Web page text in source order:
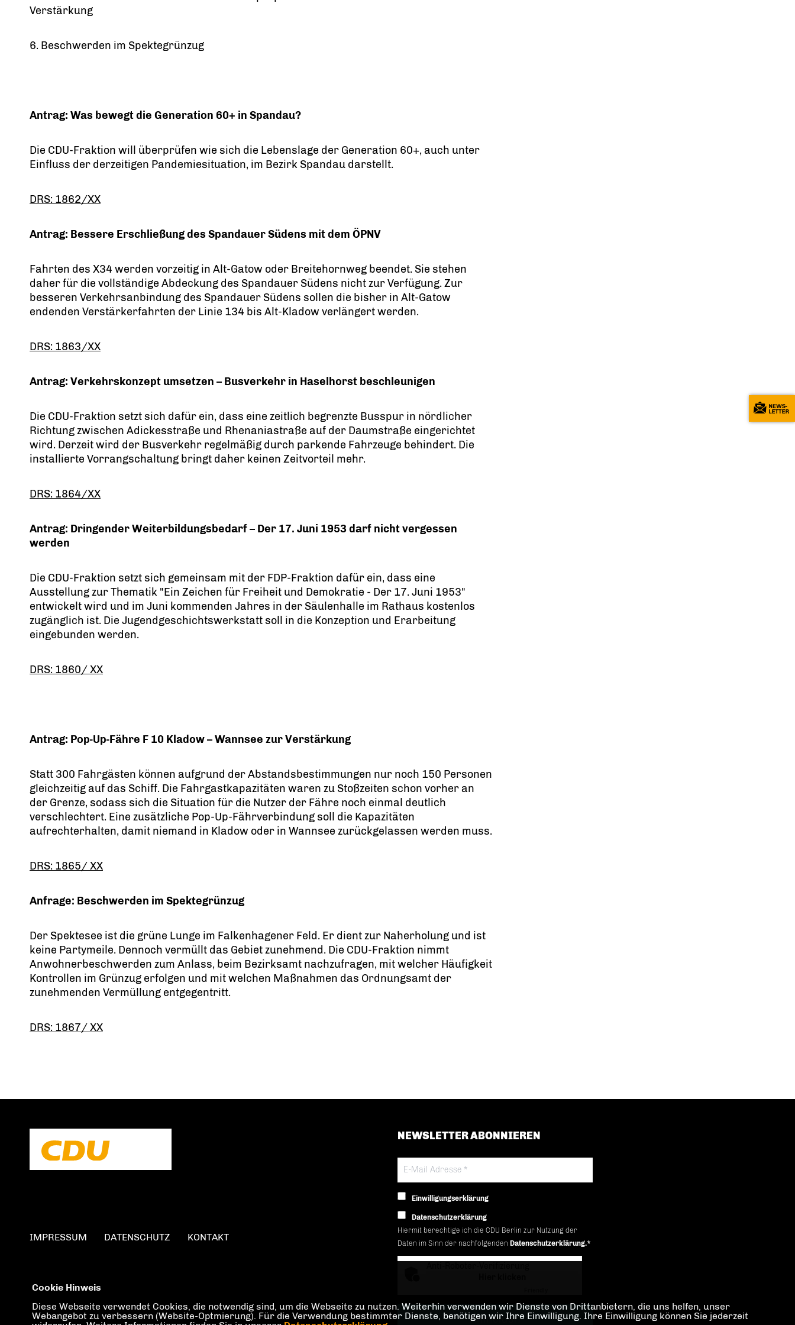
Verstärkung
6. Beschwerden im Spektegrünzug
Antrag: Was bewegt die Generation 60+ in Spandau?
Die CDU-Fraktion will überprüfen wie sich die Lebenslage der Generation 60+, auch unter
Einfluss der derzeitigen Pandemiesituation, im Bezirk Spandau darstellt.
DRS: 1862/XX
Antrag: Bessere Erschließung des Spandauer Südens mit dem ÖPNV
Fahrten des X34 werden vorzeitig in Alt-Gatow oder Breitehornweg beendet. Sie stehen
daher für die vollständige Abdeckung des Spandauer Südens nicht zur Verfügung. Zur
besseren Verkehrsanbindung des Spandauer Südens sollen die bisher in Alt-Gatow
endenden Verstärkerfahrten der Linie 134 bis Alt-Kladow verlängert werden.
DRS: 1863/XX
Antrag: Verkehrskonzept umsetzen – Busverkehr in Haselhorst beschleunigen
Die CDU-Fraktion setzt sich dafür ein, dass eine zeitlich begrenzte Busspur in nördlicher
Richtung zwischen Adickesstraße und Rhenaniastraße auf der Daumstraße eingerichtet
wird. Derzeit wird der Busverkehr regelmäßig durch parkende Fahrzeuge behindert. Die
installierte Vorrangschaltung bringt daher keinen Zeitvorteil mehr.
DRS: 1864/XX
Antrag: Dringender Weiterbildungsbedarf – Der 17. Juni 1953 darf nicht vergessen
werden
Die CDU-Fraktion setzt sich gemeinsam mit der FDP-Fraktion dafür ein, dass eine
Ausstellung zur Thematik "Ein Zeichen für Freiheit und Demokratie - Der 17. Juni 1953"
entwickelt wird und im Juni kommenden Jahres in der Säulenhalle im Rathaus kostenlos
zugänglich ist. Die Jugendgeschichtswerkstatt soll in die Konzeption und Erarbeitung
eingebunden werden.
DRS: 1860/ XX
Antrag: Pop-Up-Fähre F 10 Kladow – Wannsee zur Verstärkung
Statt 300 Fahrgästen können aufgrund der Abstandsbestimmungen nur noch 150 Personen
gleichzeitig auf das Schiff. Die Fahrgastkapazitäten waren zu Stoßzeiten schon vorher an
der Grenze, sodass sich die Situation für die Nutzer der Fähre noch einmal deutlich
verschlechtert. Eine zusätzliche Pop-Up-Fährverbindung soll die Kapazitäten
aufrechterhalten, damit niemand in Kladow oder in Wannsee zurückgelassen werden muss.
DRS: 1865/ XX
Anfrage: Beschwerden im Spektegrünzug
Der Spektesee ist die grüne Lunge im Falkenhagener Feld. Er dient zur Naherholung und ist
keine Partymeile. Dennoch vermüllt das Gebiet zunehmend. Die CDU-Fraktion nimmt
Anwohnerbeschwerden zum Anlass, beim Bezirksamt nachzufragen, mit welcher Häufigkeit
Kontrollen im Grünzug erfolgen und mit welchen Maßnahmen das Ordnungsamt der
zunehmenden Vermüllung entgegentritt.
DRS: 1867/ XX
IMPRESSUM DATENSCHUTZ KONTAKT
NEWSLETTER ABONNIEREN
Einwilligungserklärung
Datenschutzerklärung
Hiermit berechtige ich die CDU Berlin zur Nutzung der
Daten im Sinn der nachfolgenden Datenschutzerklärung.*
Cookie Hinweis
Diese Webseite verwendet Cookies, die notwendig sind, um die Webseite zu nutzen. Weiterhin verwenden wir Dienste von Drittanbietern, die uns helfen, unser
Webangebot zu verbessern (Website-Optmierung). Für die Verwendung bestimmter Dienste, benötigen wir Ihre Einwilligung. Ihre Einwilligung können Sie jederzeit